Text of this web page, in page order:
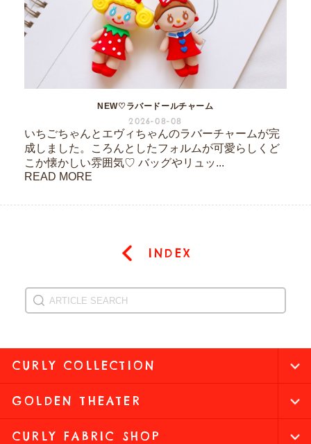
NEW♡ラバードールチャーム
2026-08-08
いちごちゃんとエヴィちゃんのラバーチャームが完
成しました。ころんとしたフォルムが可愛らしくど
こか懐かしい雰囲気♡ バッグやリュッ...
READ MORE
INDEX
CURLY COLLECTION
GOLDEN THEATER
CURLY FABRIC SHOP